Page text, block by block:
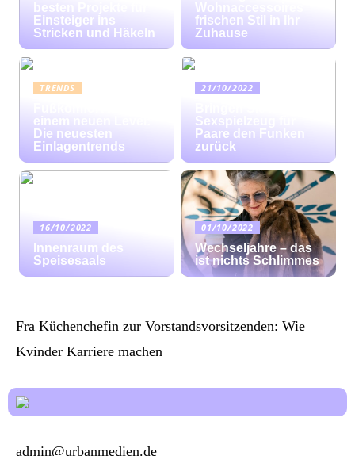
besten Projekte für
Einsteiger ins
Stricken und Häkeln
Wohnaccessoires
frischen Stil in Ihr
Zuhause
TRENDS
einem neuen Level:
Die neuesten
Einlagentrends
21/10/2022
Sexspielzeug für
Paare den Funken
zurück
16/10/2022
Innenraum des
Speisesaals
01/10/2022
Wechseljahre – das
ist nichts Schlimmes
Fra Küchenchefin zur Vorstandsvorsitzenden: Wie
Kvinder Karriere machen
admin@urbanmedien.de